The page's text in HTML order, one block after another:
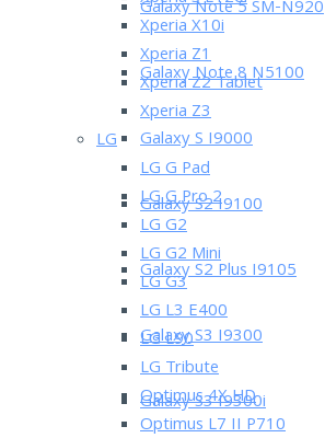
Galaxy Note 5 SM-N920
Galaxy Note 8 N5100
Galaxy S I9000
Galaxy S2 I9100
Galaxy S2 Plus I9105
Galaxy S3 I9300
Galaxy S3 I9300i
Xperia X10i
Xperia Z1
Xperia Z2 Tablet
Xperia Z3
LG
LG G Pad
LG G Pro 2
LG G2
LG G2 Mini
LG G3
LG L3 E400
LG L90
LG Tribute
Optimus 4X HD
Optimus L7 II P710